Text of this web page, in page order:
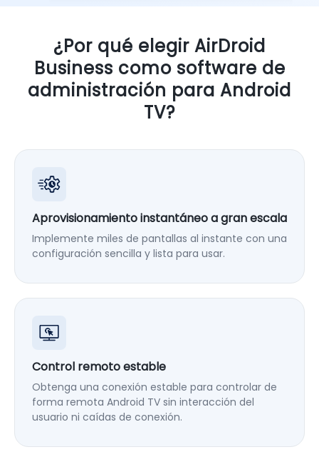
¿Por qué elegir AirDroid
Business como software de
administración para Android
TV?
Aprovisionamiento instantáneo a gran escala
Implemente miles de pantallas al instante con una
configuración sencilla y lista para usar.
Control remoto estable
Obtenga una conexión estable para controlar de
forma remota Android TV sin interacción del
usuario ni caídas de conexión.